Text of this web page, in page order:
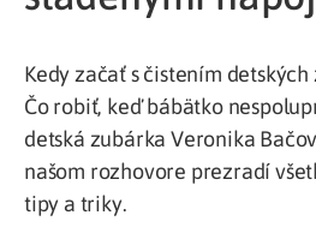
Kedy začať s čistením detských
Čo robiť, keď bábätko
detská zubárka Veronika
našom rozhovore prezradí
tipy a triky.